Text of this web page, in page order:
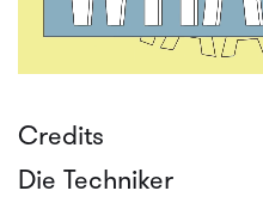
Credits
Die Techniker